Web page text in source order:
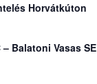
Horvátkúton
– Balatoni Vasas SE